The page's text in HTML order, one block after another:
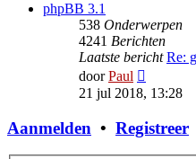
phpBB 3.1
538 Onderwerpen
4241 Berichten
Laatste bericht Re:
doorPaul
laatste
21 jul 2018, 13:28
Aanmelden • Registreer